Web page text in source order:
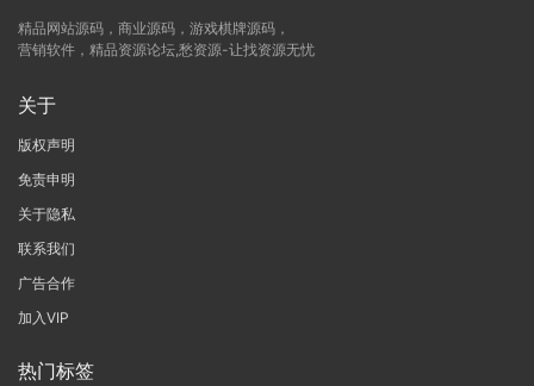
精品网站源码，商业源码，游戏棋牌源码，
营销软件，精品资源论坛,愁资源-让找资源无忧
关于
版权声明
免责申明
关于隐私
联系我们
广告合作
加入VIP
热门标签